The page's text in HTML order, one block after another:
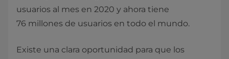
usuarios al mes en 2020 y ahora tiene
76 millones de usuarios en todo el mundo.
Existe una clara oportunidad para que los